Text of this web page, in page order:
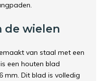
de wielen
van staal met een
een houten blad
mm. Dit blad is volledig